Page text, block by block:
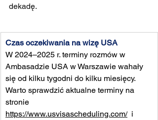
dekadę.
Czas oczekiwania na wizę USA
W 2024–2025 r. terminy rozmów w
Ambasadzie USA w Warszawie wahały
się od kilku tygodni do kilku miesięcy.
Warto sprawdzić aktualne terminy na
stronie
https://www.usvisascheduling.com/ i